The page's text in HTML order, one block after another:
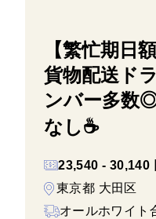
【繁忙期日
貨物配送ド
ンバー多数
なし☕
23,540 - 30,140
東京都 大田区
オールホワイト